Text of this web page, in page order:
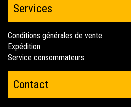
Services
Conditions générales de vente
Expédition
Service consommateurs
Contact